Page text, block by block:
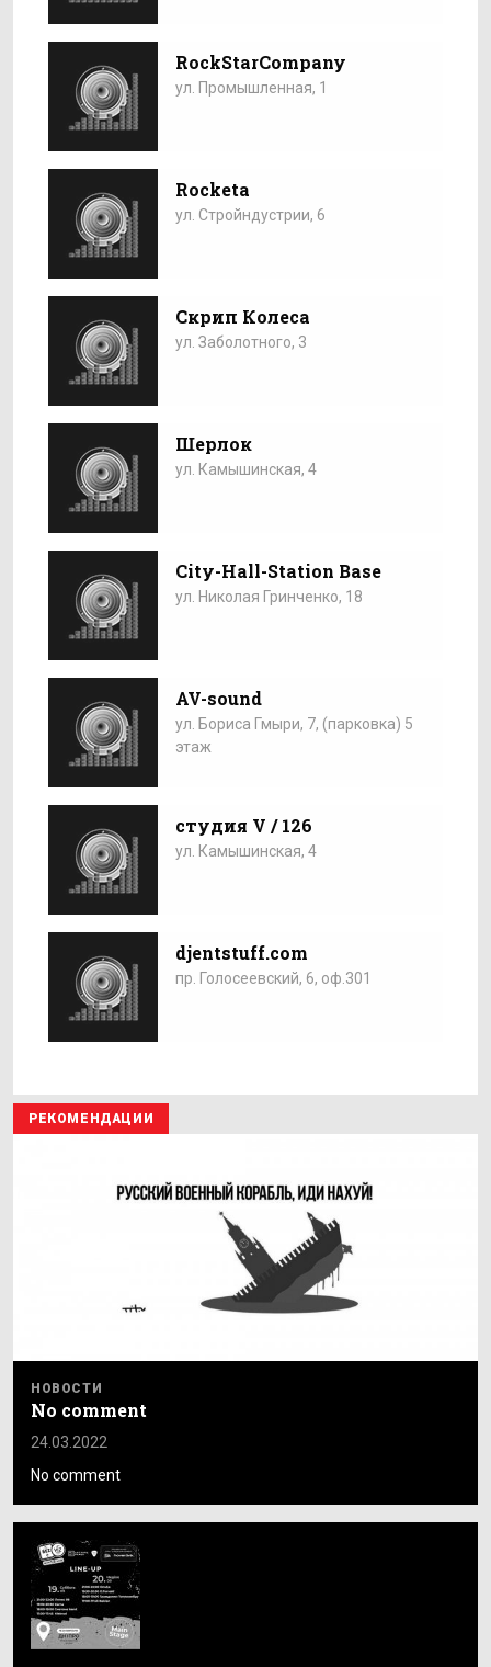
RockStarCompany
ул. Промышленная, 1
Rocketa
ул. Стройндустрии, 6
Скрип Колеса
ул. Заболотного, 3
Шерлок
ул. Камышинская, 4
City-Hall-Station Base
ул. Николая Гринченко, 18
AV-sound
ул. Бориса Гмыри, 7, (парковка) 5
этаж
студия V / 126
ул. Камышинская, 4
djentstuff.com
пр. Голосеевский, 6, оф.301
РЕКОМЕНДАЦИИ
НОВОСТИ
No comment
24.03.2022
No comment